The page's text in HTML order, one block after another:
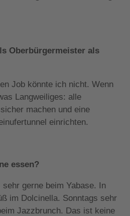
Oberbürgermeister als
Job könnte ich nicht. Wenn
Langweiliges: alle
machen und eine
einrichten.
essen?
gerne beim Yabase. In
im Dolcinella. Sonntags sehr
Jazzbrunch. Das ist keine